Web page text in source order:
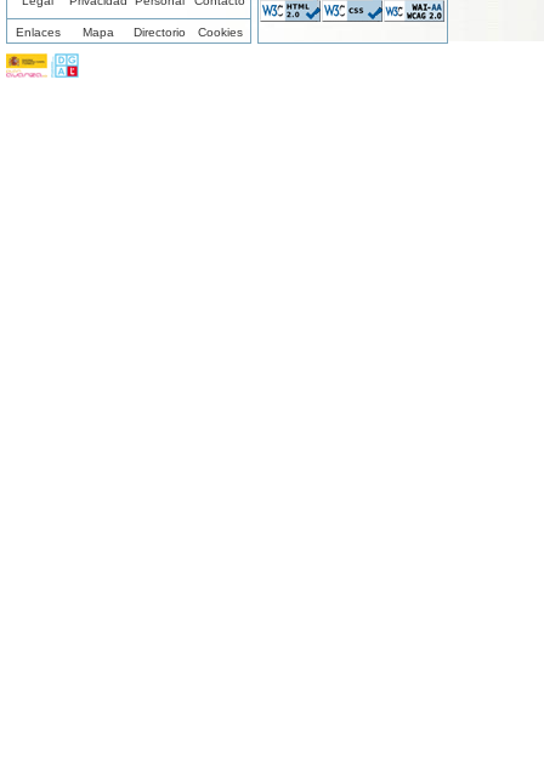
Enlaces Mapa Directorio Cookies